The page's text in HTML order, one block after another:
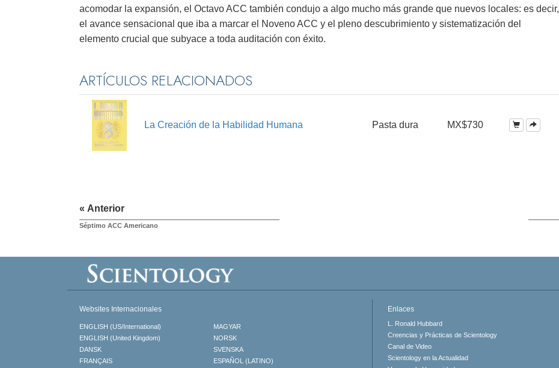
acomodar la expansión, el Octavo ACC también condujo a algo mucho más grande que nuevos locales: es decir,
el avance sensacional que iba a marcar el Noveno ACC y el pleno descubrimiento y sistematización del
elemento crucial que subyace a toda auditación con éxito.
ARTÍCULOS RELACIONADOS
La Creación de la Habilidad Humana Pasta dura MX$730
« Anterior
Séptimo ACC Americano
Websites Internacionales
ENGLISH (US/International)
ENGLISH (United Kingdom)
DANSK
FRANÇAIS
MAGYAR
NORSK
SVENSKA
ESPAÑOL (LATINO)
Enlaces
L. Ronald Hubbard
Creencias y Prácticas de Scientology
Canal de Video
Scientology en la Actualidad